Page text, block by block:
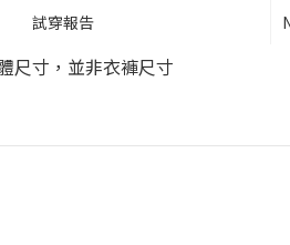
試穿報告
尺寸，並非衣褲尺寸